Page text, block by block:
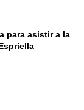
para asistir a la